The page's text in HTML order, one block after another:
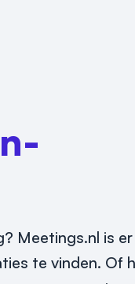
Meetings.nl is
te vinden. Of